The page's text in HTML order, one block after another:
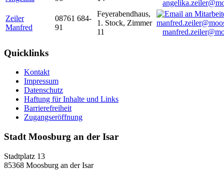
Zeiler
Manfred
08761 684-
91
Feyerabendhaus,
1. Stock, Zimmer
11
Quicklinks
Kontakt
Impressum
Datenschutz
Haftung für Inhalte und Links
Barrierefreiheit
Zugangseröffnung
Stadt Moosburg an der Isar
Stadtplatz 13
85368 Moosburg an der Isar